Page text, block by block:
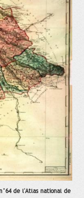
de l'Atlas national de